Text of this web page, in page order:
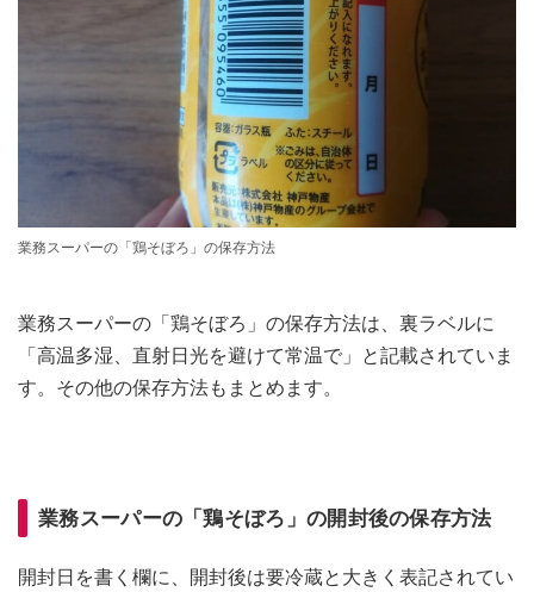
業務スーパーの「鶏そぼろ」の保存方法
業務スーパーの「鶏そぼろ」の保存方法は、裏ラベルに
「高温多湿、直射日光を避けて常温で」と記載されていま
す。その他の保存方法もまとめます。
業務スーパーの「鶏そぼろ」の開封後の保存方法
開封日を書く欄に、開封後は要冷蔵と大きく表記されてい